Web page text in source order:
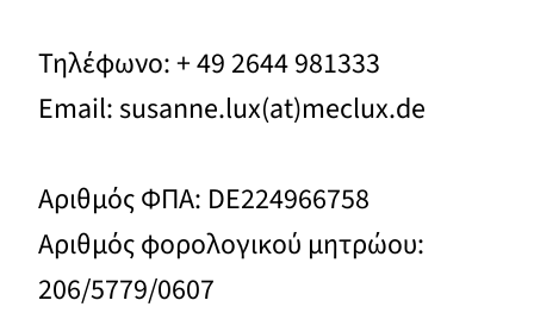
Τηλέφωνο: + 49 2644 981333
Email: susanne.lux(at)meclux.de
Αριθμός ΦΠΑ: DE224966758
Αριθμός φορολογικού μητρώου:
206/5779/0607